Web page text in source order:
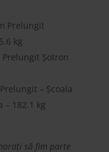
Prelungit
kg
Șotron
– Școala
– 182.1 kg
să fim parte